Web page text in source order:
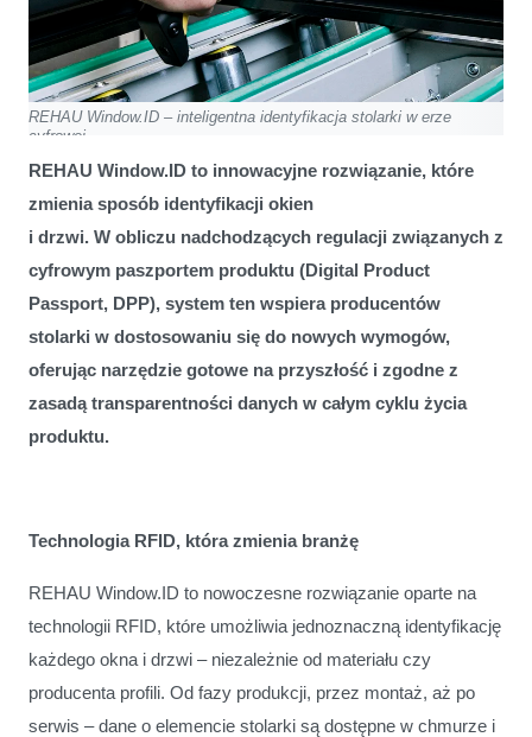
REHAU Window.ID – inteligentna identyfikacja stolarki w erze
cyfrowej
REHAU Window.ID to innowacyjne rozwiązanie, które
zmienia sposób identyfikacji okien
i drzwi. W obliczu nadchodzących regulacji związanych z
cyfrowym paszportem produktu (Digital Product
Passport, DPP), system ten wspiera producentów
stolarki w dostosowaniu się do nowych wymogów,
oferując narzędzie gotowe na przyszłość i zgodne z
zasadą transparentności danych w całym cyklu życia
produktu.
Technologia RFID, która zmienia branżę
REHAU Window.ID to nowoczesne rozwiązanie oparte na
technologii RFID, które umożliwia jednoznaczną identyfikację
każdego okna i drzwi – niezależnie od materiału czy
producenta profili. Od fazy produkcji, przez montaż, aż po
serwis – dane o elemencie stolarki są dostępne w chmurze i